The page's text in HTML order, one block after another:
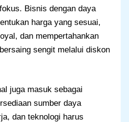
Bisnis dengan daya
harga yang sesuai,
dan mempertahankan
sengit melalui diskon
juga masuk sebagai
sumber daya
dan teknologi harus